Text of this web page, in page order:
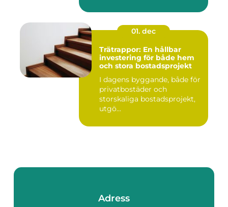
01. dec
Trätrappor: En hållbar
investering för både hem
och stora bostadsprojekt
I dagens byggande, både för
privatbostäder och
storskaliga bostadsprojekt,
utgö...
Adress